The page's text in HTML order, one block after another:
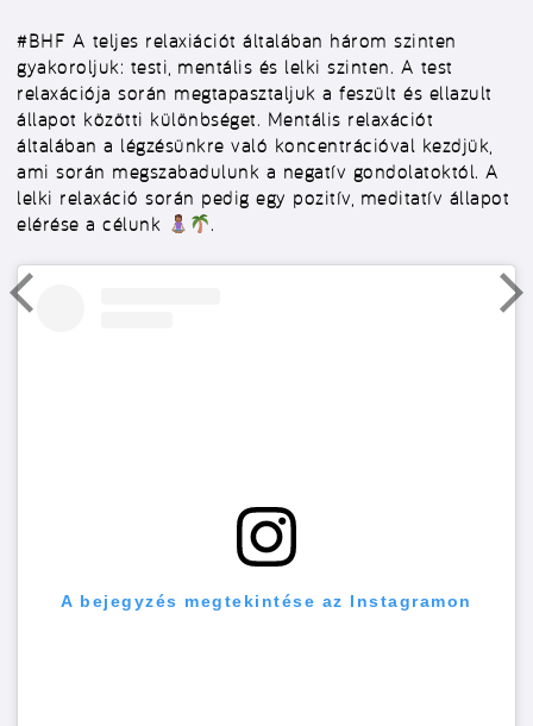
#BHF A teljes relaxiációt általában három szinten
gyakoroljuk: testi, mentális és lelki szinten. A test
relaxációja során megtapasztaljuk a feszült és ellazult
állapot közötti különbséget. Mentális relaxációt
általában a légzésünkre való koncentrációval kezdjük,
ami során megszabadulunk a negatív gondolatoktól. A
lelki relaxáció során pedig egy pozitív, meditatív állapot
elérése a célunk
.
A bejegyzés megtekintése az Instagramon